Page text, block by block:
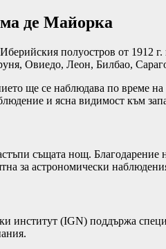
де Майорка
полуостров от 1912
Овиедо, Леон, Билбао,
ще се наблюдава по време
и ясна видимост към
същата нощ.
за астрономически
институт (IGN) поддържа